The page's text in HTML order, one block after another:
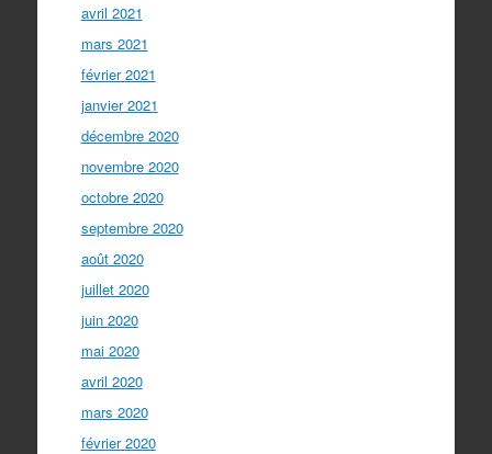
avril 2021
mars 2021
février 2021
janvier 2021
décembre 2020
novembre 2020
octobre 2020
septembre 2020
août 2020
juillet 2020
juin 2020
mai 2020
avril 2020
mars 2020
février 2020